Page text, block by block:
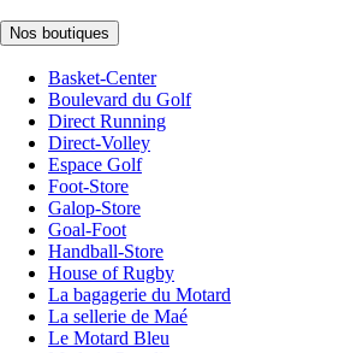
Nos boutiques
Basket-Center
Boulevard du Golf
Direct Running
Direct-Volley
Espace Golf
Foot-Store
Galop-Store
Goal-Foot
Handball-Store
House of Rugby
La bagagerie du Motard
La sellerie de Maé
Le Motard Bleu